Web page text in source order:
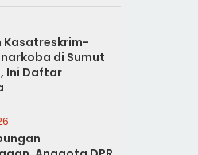
Kasatreskrim-
di Sumut
Ini Daftar